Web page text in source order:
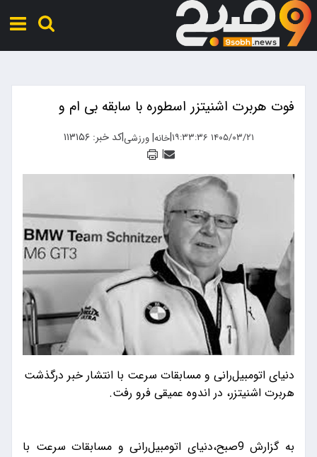
فوت هربرت اشنیتزر اسطوره با سابقه بی ام و
۱۴۰۵/۰۳/۲۱ ۱۹:۳۳:۳۶ |خانه|ورزشی|کد خبر: ۱۱۳۱۵۶
|
دنیای اتومبیل‌رانی و مسابقات سرعت با انتشار خبر درگذشت
هربرت اشنیتزر، در اندوه عمیقی فرو رفت.
به گزارش 9صبح،دنیای اتومبیل‌رانی و مسابقات سرعت با